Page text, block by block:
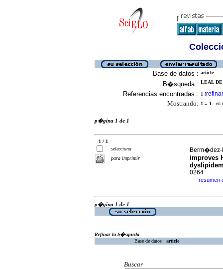
Base de datos : article
B�squeda : LEAL DE
Referencias encontradas : 1 [refinar
Mostrando: 1 .. 1 en
p�gina 1 de 1
1 / 1
selecciona
para imprimir
improves
0264
· resumen
p�gina 1 de 1
Refinar la b�squeda
Base de datos : article
Buscar